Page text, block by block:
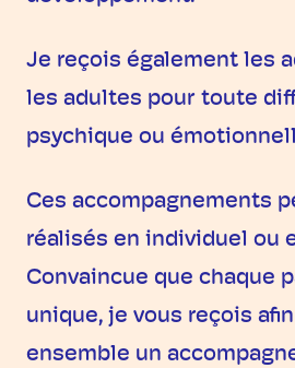
Je reçois également les
les adultes pour toute
psychique ou
Ces accompagnements
réalisés en individuel ou
Convaincue que chaque
unique, je vous reçois
ensemble un